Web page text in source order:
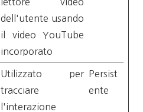
dell'utente usando
il video YouTube
incorporato
Utilizzato per
tracciare
l'interazione
Persist
ente